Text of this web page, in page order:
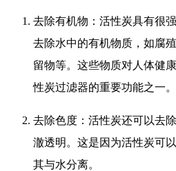
去除有机物：活性炭具有很
去除水中的有机物质，如腐
留物等。这些物质对人体健
性炭过滤器的重要功能之一。
去除色度：活性炭还可以去
澈透明。这是因为活性炭可
其与水分离。